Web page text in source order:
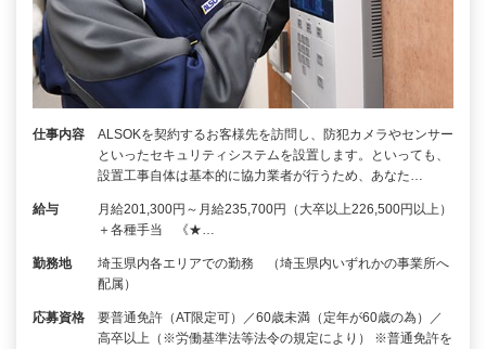
仕事内容
ALSOKを契約するお客様先を訪問し、防犯カメラやセンサー
といったセキュリティシステムを設置します。といっても、
設置工事自体は基本的に協力業者が行うため、あなた…
給与
月給201,300円～月給235,700円（大卒以上226,500円以上）
＋各種手当 《★…
勤務地
埼玉県内各エリアでの勤務 （埼玉県内いずれかの事業所へ
配属）
応募資格
要普通免許（AT限定可）／60歳未満（定年が60歳の為）／
高卒以上（※労働基準法等法令の規定により） ※普通免許を